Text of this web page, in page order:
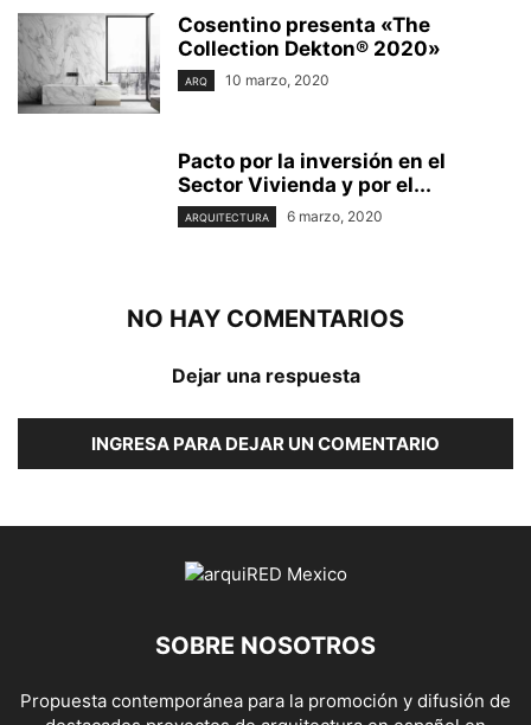
Cosentino presenta «The
Collection Dekton® 2020»
ARQ 10 marzo, 2020
Pacto por la inversión en el
Sector Vivienda y por el...
ARQUITECTURA 6 marzo, 2020
NO HAY COMENTARIOS
Dejar una respuesta
INGRESA PARA DEJAR UN COMENTARIO
SOBRE NOSOTROS
Propuesta contemporánea para la promoción y difusión de